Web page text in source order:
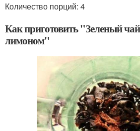
Количество порций: 4
Как приготовить "Зеленый
лимоном"